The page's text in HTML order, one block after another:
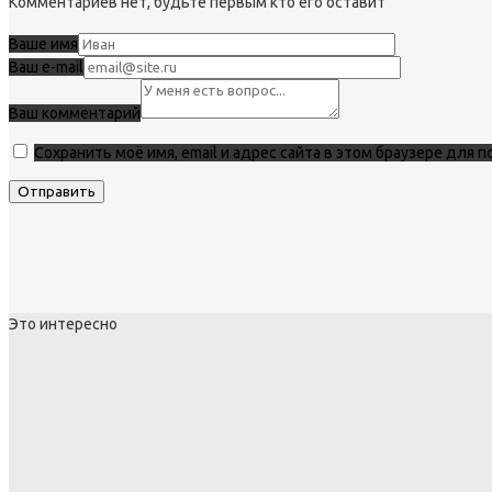
Ваше имя
Ваш e-mail
Ваш комментарий
Сохранить моё имя, email и адрес сайта в этом браузере
Это интересно